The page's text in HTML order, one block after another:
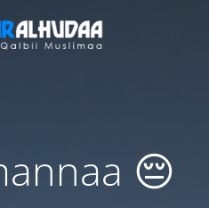
😔